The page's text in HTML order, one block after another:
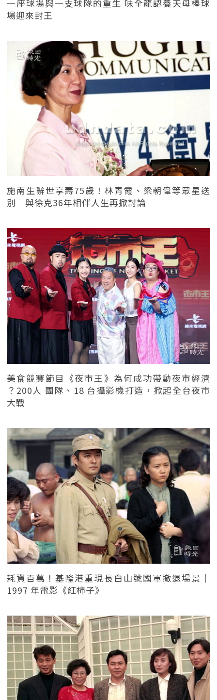
一座球場與一支球隊的重生 味全龍認養天母棒球
場迎來封王
施南生辭世享壽75歲！林青霞、梁朝偉等眾星送
別 與徐克36年相伴人生再掀討論
美食競賽節目《夜市王》為何成功帶動夜市經濟
？200人 團隊、18 台攝影機打造，掀起全台夜市
大戰
耗資百萬！基隆港重現長白山號國軍撤退場景｜
1997 年電影《紅柿子》